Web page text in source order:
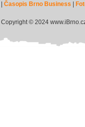
|Časopis Brno Business
Copyright © 2024